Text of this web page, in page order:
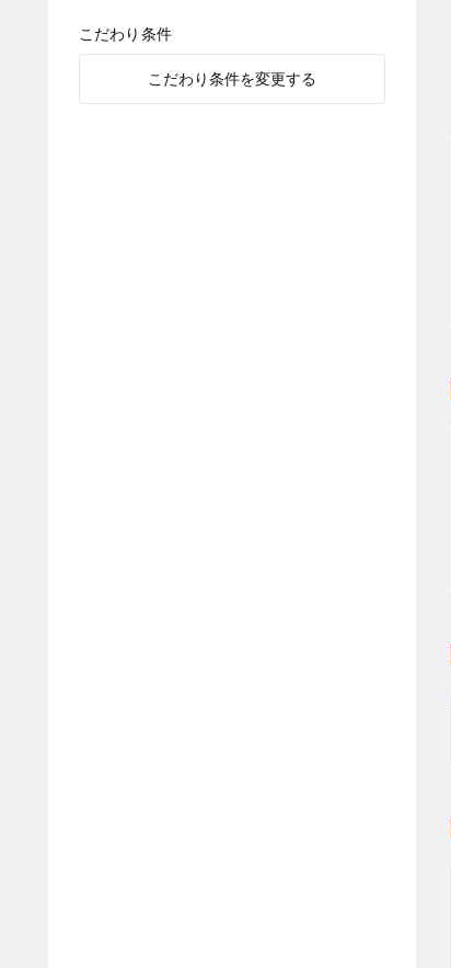
こだわり条件
こだわり条件を変更する